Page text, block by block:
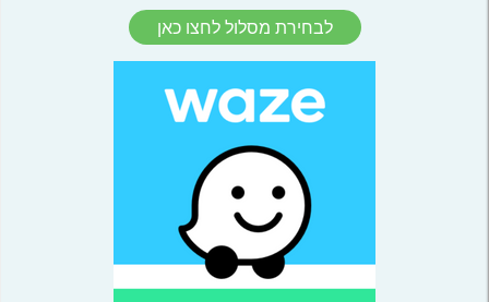
לבחירת מסלול לחצו כאן